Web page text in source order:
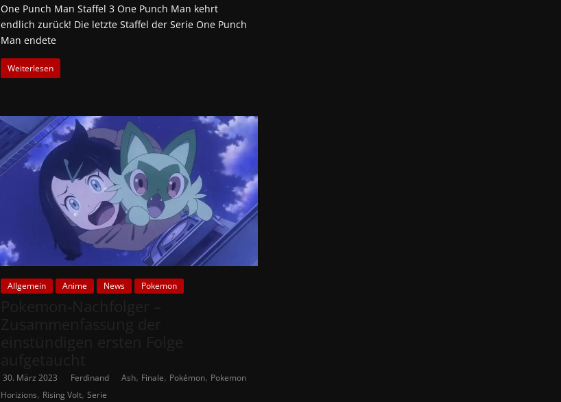
One Punch Man Staffel 3 One Punch Man kehrt
endlich zurück! Die letzte Staffel der Serie One Punch
Man endete
Weiterlesen
Allgemein Anime News Pokemon
30. März 2023 Ferdinand Ash, Finale, Pokémon, Pokemon
Horizions, Rising Volt,Serie